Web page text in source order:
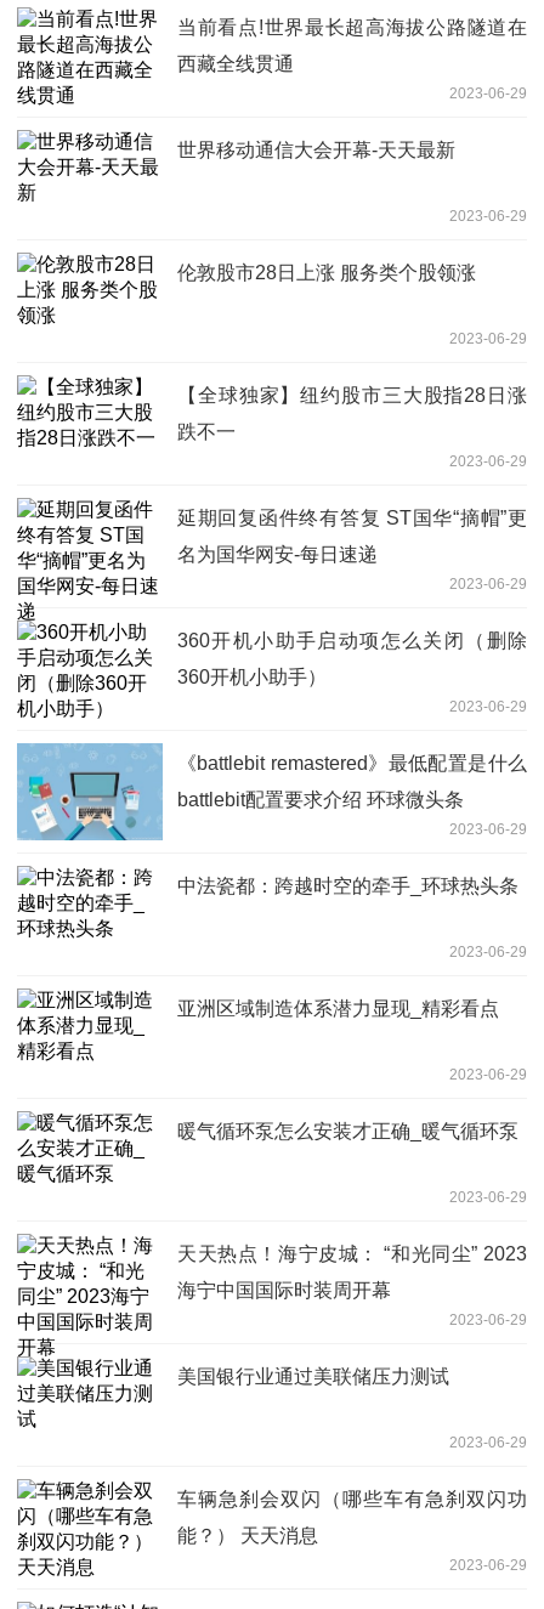
当前看点!世界最长超高海拔公路隧道在
西藏全线贯通
2023-06-29
世界移动通信大会开幕-天天最新
2023-06-29
伦敦股市28日上涨 服务类个股领涨
2023-06-29
【全球独家】纽约股市三大股指28日涨
跌不一
2023-06-29
延期回复函件终有答复 ST国华“摘帽”更
名为国华网安-每日速递
2023-06-29
360开机小助手启动项怎么关闭（删除
360开机小助手）
2023-06-29
《battlebit remastered》最低配置是什么
battlebit配置要求介绍 环球微头条
2023-06-29
中法瓷都：跨越时空的牵手_环球热头条
2023-06-29
亚洲区域制造体系潜力显现_精彩看点
2023-06-29
暖气循环泵怎么安装才正确_暖气循环泵
2023-06-29
天天热点！海宁皮城： “和光同尘” 2023
海宁中国国际时装周开幕
2023-06-29
美国银行业通过美联储压力测试
2023-06-29
车辆急刹会双闪（哪些车有急刹双闪功
能？） 天天消息
2023-06-29